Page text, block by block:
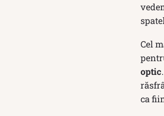
Cel
optic
ca